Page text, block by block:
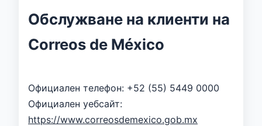
Обслужване на клиенти на
Correos de México
Официален телефон: +52 (55) 5449 0000
Официален уебсайт:
https://www.correosdemexico.gob.mx